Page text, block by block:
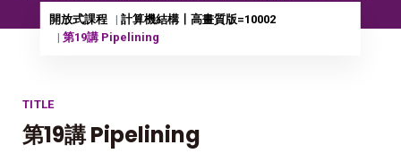
開放式課程
計算機結構〡高畫質版=10002
第19講 Pipelining
TITLE
第19講 Pipelining